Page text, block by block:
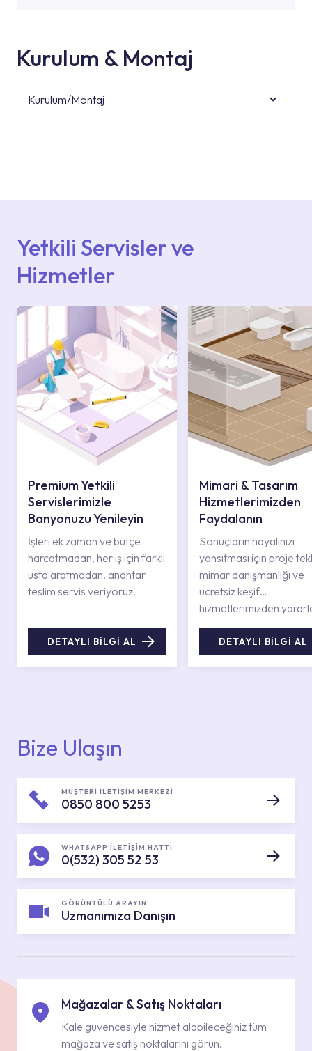
Kurulum & Montaj
Kurulum/Montaj
Yetkili Servisler ve
Hizmetler
Premium Yetkili
Servislerimizle
Banyonuzu Yenileyin
İşleri ek zaman ve bütçe
harcatmadan, her iş için farklı
usta aratmadan, anahtar
teslim servis veriyoruz.
DETAYLI BİLGİ AL
Mimari & Tasarım
Hizmetlerimizden
Faydalanın
Sonuçların hayalinizi
yansıtması için proje
mimar danışmanlığı ve
ücretsiz keşif
hizmetlerimizden
DETAYLI BİLGİ AL
Bize Ulaşın
MÜŞTERİ İLETİŞİM MERKEZİ
0850 800 5253
WHATSAPP İLETİŞİM HATTI
0(532) 305 52 53
GÖRÜNTÜLÜ ARAYIN
Uzmanımıza Danışın
Mağazalar & Satış Noktaları
Kale güvencesiyle hizmet alabileceğiniz tüm
mağaza ve satış noktalarını görün.